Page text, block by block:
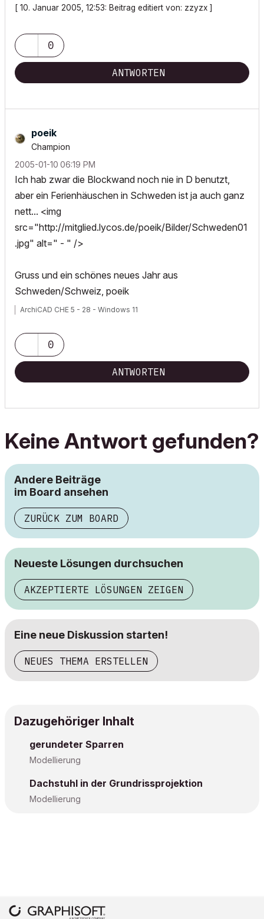
[ 10. Januar 2005, 12:53: Beitrag editiert von: zzyzx ]
0
ANTWORTEN
poeik
Champion
‎2005-01-10 06:19 PM
Ich hab zwar die Blockwand noch nie in D benutzt,
aber ein Ferienhäuschen in Schweden ist ja auch ganz
nett... <img
src="http://mitglied.lycos.de/poeik/Bilder/Schweden01
.jpg" alt=" - " />
Gruss und ein schönes neues Jahr aus
Schweden/Schweiz, poeik
ArchiCAD CHE 5 - 28 - Windows 11
0
ANTWORTEN
Keine Antwort gefunden?
Andere Beiträge
im Board ansehen
ZURÜCK ZUM BOARD
Neueste Lösungen durchsuchen
AKZEPTIERTE LÖSUNGEN ZEIGEN
Eine neue Diskussion starten!
NEUES THEMA ERSTELLEN
Dazugehöriger Inhalt
gerundeter Sparren
Modellierung
Dachstuhl in der Grundrissprojektion
Modellierung